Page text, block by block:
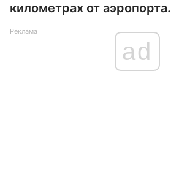
километрах от аэропорта.
Реклама
ad